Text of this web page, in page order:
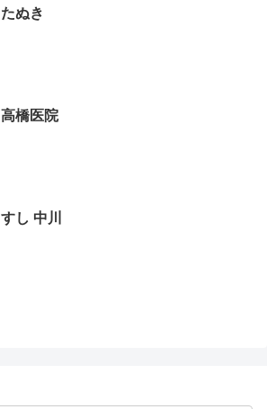
たぬき
高橋医院
すし 中川